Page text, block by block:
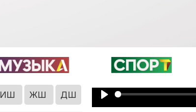
ИШ ЖШ ДШ
Play